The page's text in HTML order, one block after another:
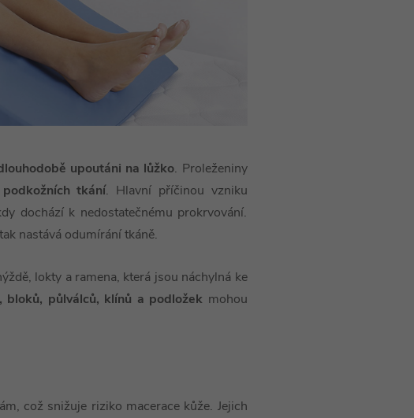
upoutáni na lůžko. Proleženiny
tkání. Hlavní příčinou vzniku
dochází k nedostatečnému prokrvování.
nastává odumírání tkáně.
lokty a ramena, která jsou náchylná ke
bloků, půlválců, klínů a podložek mohou
což snižuje riziko macerace kůže. Jejich